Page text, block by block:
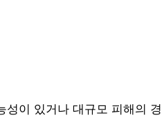
성이 있거나 대규모 피해의 경